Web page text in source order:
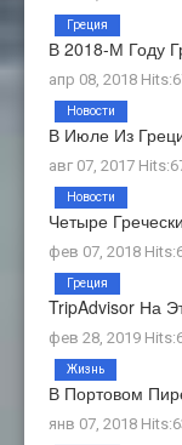
В 2018-М Году
апр 08, 2018
Греция
В Июле Из
авг 07, 2017
Новости
Четыре
фев 07, 2018
Новости
TripAdvisor На
фев 28, 2019
Греция
В Портовом
янв 07, 2018
Жизнь